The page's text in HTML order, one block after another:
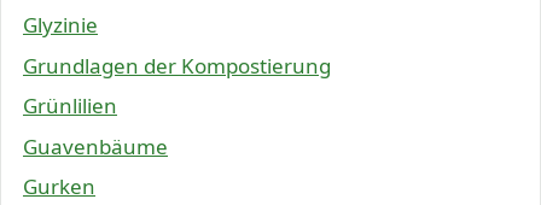
Glyzinie
Grundlagen der Kompostierung
Grünlilien
Guavenbäume
Gurken